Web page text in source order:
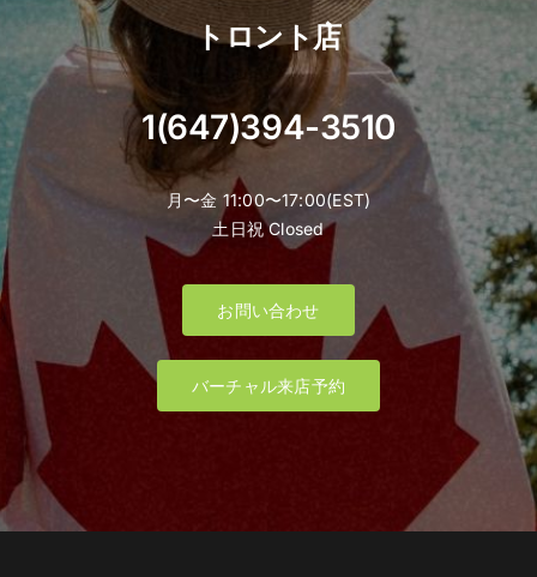
トロント店
1(647)394-3510
月〜金 11:00〜17:00(EST)
土日祝 Closed
お問い合わせ
バーチャル来店予約